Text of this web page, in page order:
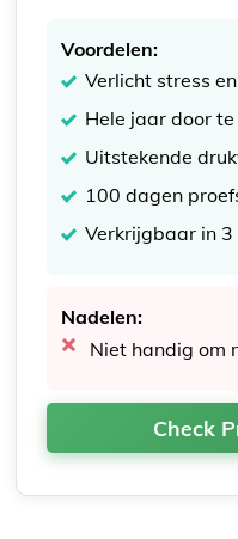
Voordelen:
Verlicht stress
Hele jaar door
Uitstekende
100 dagen
Verkrijgbaar in
Nadelen:
Niet handig om
Check